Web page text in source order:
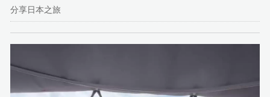
分享日本之旅